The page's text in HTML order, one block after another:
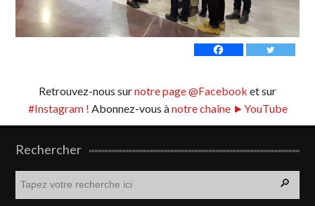
Retrouvez-nous surnotre page @Facebook et sur
#Instagram ! Abonnez-vous ànotre chaîne ►YouTube
Rechercher